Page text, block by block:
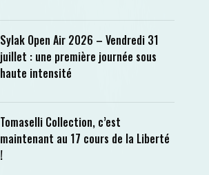
Sylak Open Air 2026 – Vendredi 31
juillet : une première journée sous
haute intensité
Tomaselli Collection, c’est
maintenant au 17 cours de la Liberté
!